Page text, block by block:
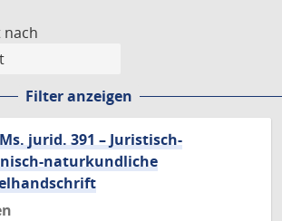
Filter anzeigen
jurid. 391 – Juristisch-
naturkundliche